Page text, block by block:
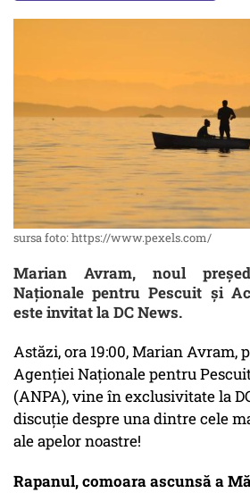
sursa foto: https://www.pexels.com/
Marian Avram, noul
Naţionale pentru Pescuit şi
este invitat la DC News.
Astăzi, ora 19:00, Marian Avram,
Agenţiei Naţionale pentru
(ANPA), vine în exclusivitate la
discuție despre una dintre cele
ale apelor noastre!
Rapanul, comoara ascunsă a